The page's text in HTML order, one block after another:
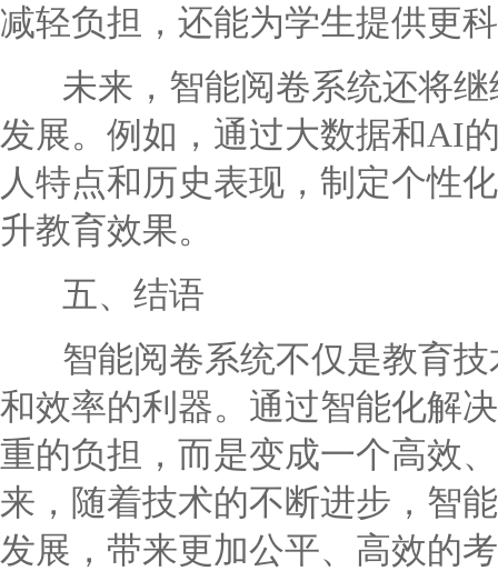
减轻负担，还能为学生提供更
未来，智能阅卷系统还将继
发展。例如，通过大数据和AI
人特点和历史表现，制定个性
升教育效果。
五、结语
智能阅卷系统不仅是教育技
和效率的利器。通过智能化解
重的负担，而是变成一个高效
来，随着技术的不断进步，智
发展，带来更加公平、高效的